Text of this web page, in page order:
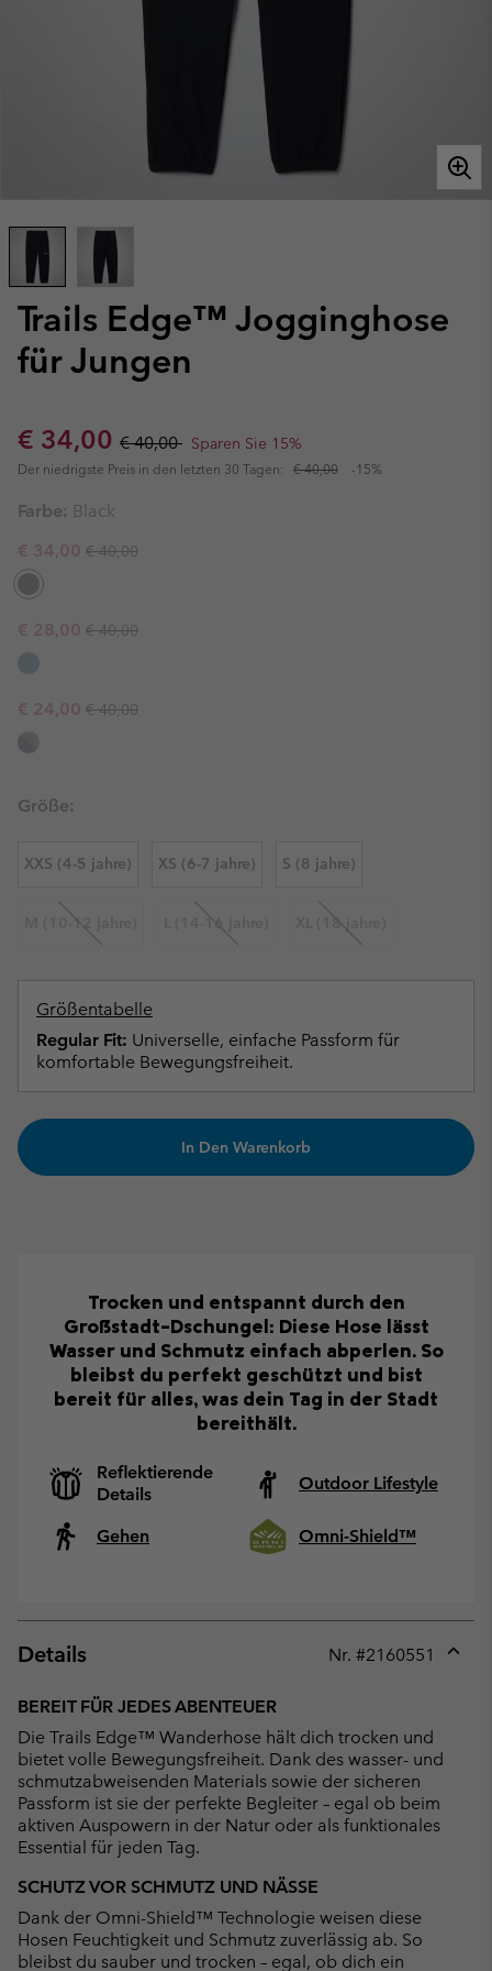
Trails Edge™ Jogginghose
für Jungen
Sale price:
€ 34,00 Regular price:
€ 40,00 Sparen Sie 15%
Der niedrigste Preis in den letzten 30 Tagen: € 40,00 -15%
Farbe: Black
Sale price:
€ 34,00 Regular price:
€ 40,00
Sale price:
€ 28,00 Regular price:
€ 40,00
Sale price:
€ 24,00 Regular price:
€ 40,00
Größe:
XXS (4-5 jahre) XS (6-7 jahre) S (8 jahre)
M (10-12 jahre) L (14-16 jahre) XL (18 jahre)
Größentabelle
Regular Fit: Universelle, einfache Passform für
komfortable Bewegungsfreiheit.
In Den Warenkorb
Trocken und entspannt durch den
Großstadt-Dschungel: Diese Hose lässt
Wasser und Schmutz einfach abperlen. So
bleibst du perfekt geschützt und bist
bereit für alles, was dein Tag in der Stadt
bereithält.
Reflektierende
Details
Outdoor Lifestyle
Gehen Omni-Shield™
Details Nr. #2160551
BEREIT FÜR JEDES ABENTEUER
Die Trails Edge™ Wanderhose hält dich trocken und
bietet volle Bewegungsfreiheit. Dank des wasser- und
schmutzabweisenden Materials sowie der sicheren
Passform ist sie der perfekte Begleiter – egal ob beim
aktiven Auspowern in der Natur oder als funktionales
Essential für jeden Tag.
SCHUTZ VOR SCHMUTZ UND NÄSSE
Dank der Omni-Shield™ Technologie weisen diese
Hosen Feuchtigkeit und Schmutz zuverlässig ab. So
bleibst du sauber und trocken – egal, ob dich ein